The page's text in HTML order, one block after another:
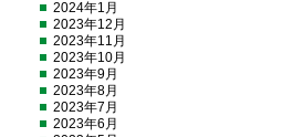
2024年1月
2023年12月
2023年11月
2023年10月
2023年9月
2023年8月
2023年7月
2023年6月